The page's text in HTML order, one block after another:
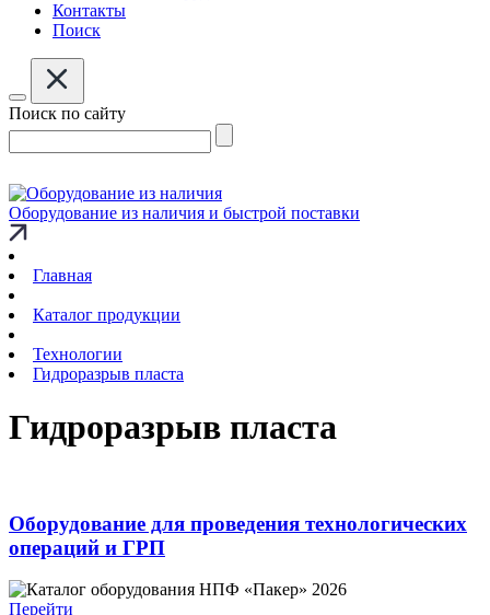
Контакты
Поиск
Поиск по сайту
Оборудование из наличия и быстрой поставки
Главная
Каталог продукции
Технологии
Гидроразрыв пласта
Гидроразрыв пласта
Оборудование для проведения технологических
операций и ГРП
Перейти